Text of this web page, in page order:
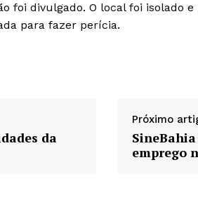
foi divulgado. O local foi isolado
para fazer perícia.
da
Próximo
emprego